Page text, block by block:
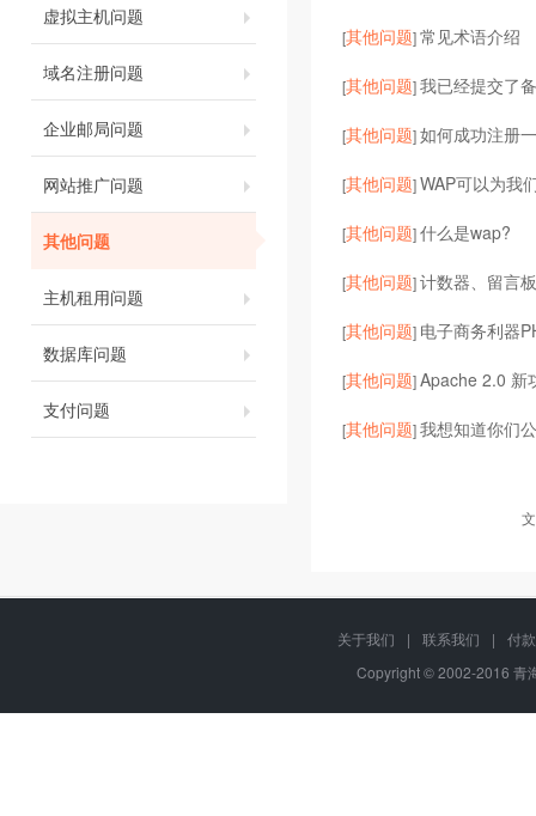
虚拟主机问题
域名注册问题
企业邮局问题
网站推广问题
其他问题
主机租用问题
数据库问题
支付问题
[其他问题]常见术语介绍
[其他问题]我已经提交了
[其他问题]如何成功注册
[其他问题]WAP可以为我
[其他问题]什么是wap?
[其他问题]计数器、留言
[其他问题] 电子商务利器
[其他问题]Apache 2.0 新
[其他问题]我想知道你们
关于我们 | 联系我们 |
付
Copyright © 2002-2016 青